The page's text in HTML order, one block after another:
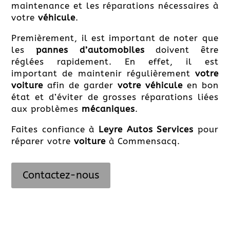
maintenance et les réparations nécessaires à
votrevéhicule.
Premièrement, il est important de noter que
les pannes d’automobiles doivent être
réglées rapidement. En effet, il est
important de maintenir régulièrement votre
voiture afin de garder votre véhiculeen bon
état et d’éviter de grosses réparations liées
aux problèmes mécaniques.
Faites confiance à Leyre Autos Services pour
réparer votrevoiture à Commensacq.
Contactez-nous